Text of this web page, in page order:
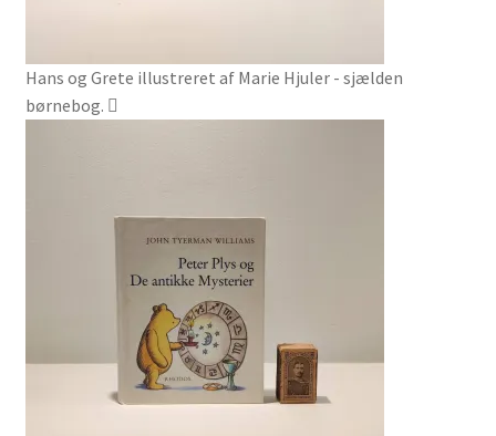
Hans og Grete illustreret af Marie Hjuler - sjælden
børnebog.